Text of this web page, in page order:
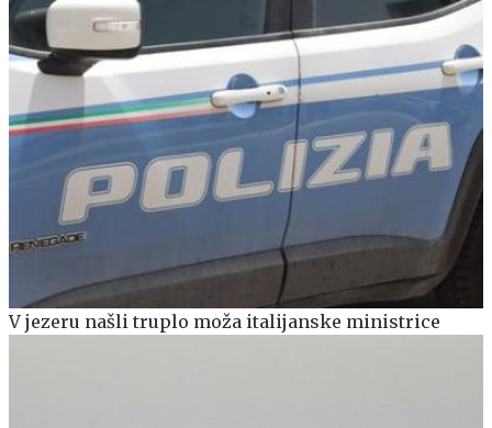
V jezeru našli truplo moža italijanske ministrice